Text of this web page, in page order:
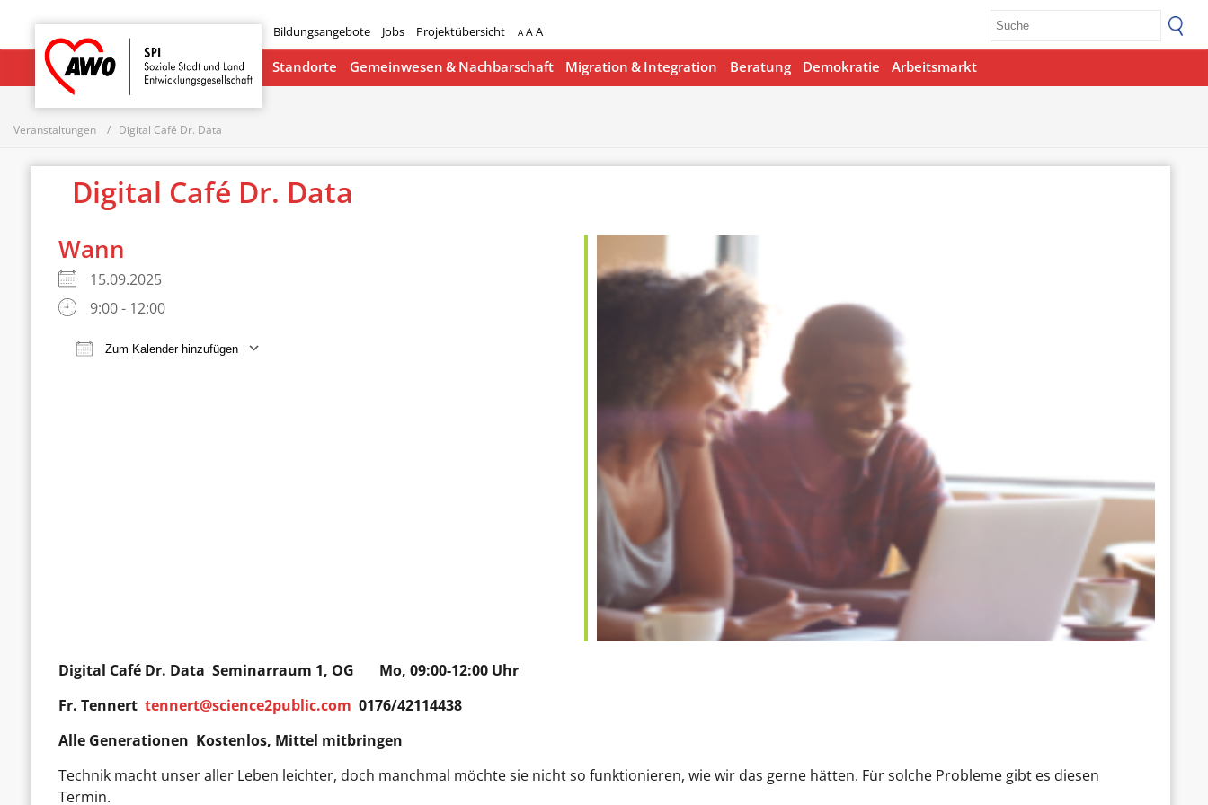
Bildungsangebote Jobs Projektübersicht A AA
Startseite
Standorte Gemeinwesen & Nachbarschaft Migration & Integration Beratung Demokratie Arbeitsmarkt
Veranstaltungen Digital Café Dr. Data
Digital Café Dr. Data
Wann
15.09.2025
9:00 - 12:00
Zum Kalender hinzufügen
Digital Café Dr. Data Seminarraum 1, OG Mo, 09:00-12:00 Uhr
Fr. Tennerttennert@science2public.com 0176/42114438
Alle Generationen Kostenlos, Mittel mitbringen
Technik macht unser aller Leben leichter, doch manchmal möchte sie nicht so funktionieren, wie wir das gerne hätten. Für solche Probleme gibt es diesen
Termin.